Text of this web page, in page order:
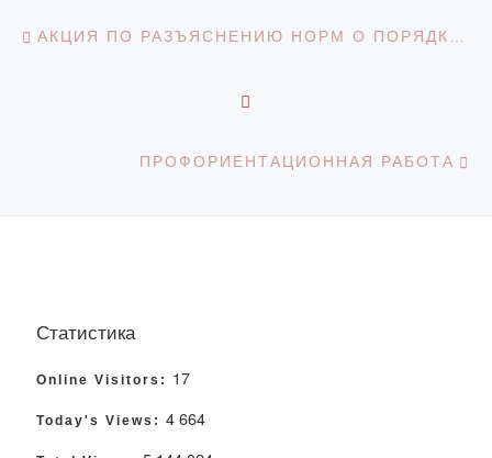
Навигация по записям АКЦИЯ ПО РАЗЪЯСНЕНИЮ НОРМ О ПОРЯДКЕ КОРРУПЦИОННЫХ РИСКОВ
ПРОФОРИЕНТАЦИОННАЯ РАБОТА
Статистика
Online Visitors: 17
Today's Views: 4 664